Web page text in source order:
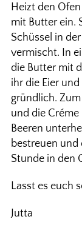
Heizt den
mit Butter ein.
Schüssel in
vermischt. In
die Butter mit
ihr die Eier
gründlich.
und die
Beeren
bestreuen und
Stunde in den
Lasst es euch
Jutta